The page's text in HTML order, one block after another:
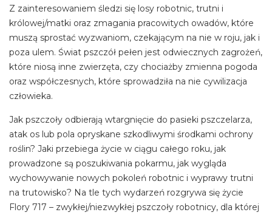
Z zainteresowaniem śledzi się losy robotnic, trutni i
królowej/matki oraz zmagania pracowitych owadów, które
muszą sprostać wyzwaniom, czekającym na nie w roju, jak i
poza ulem. Świat pszczół pełen jest odwiecznych zagrożeń,
które niosą inne zwierzęta, czy chociażby zmienna pogoda
oraz współczesnych, które sprowadziła na nie cywilizacja
człowieka.
Jak pszczoły odbierają wtargnięcie do pasieki pszczelarza,
atak os lub pola opryskane szkodliwymi środkami ochrony
roślin? Jaki przebiega życie w ciągu całego roku, jak
prowadzone są poszukiwania pokarmu, jak wygląda
wychowywanie nowych pokoleń robotnic i wyprawy trutni
na trutowisko? Na tle tych wydarzeń rozgrywa się życie
Flory 717 – zwykłej/niezwykłej pszczoły robotnicy, dla której